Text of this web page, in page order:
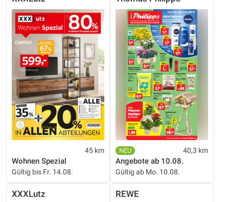
45 km
Wohnen Spezial
Gültig bis Fr. 14.08.
40,3 km
Angebote ab 10.08.
Gültig ab Mo. 10.08.
XXXLutz REWE